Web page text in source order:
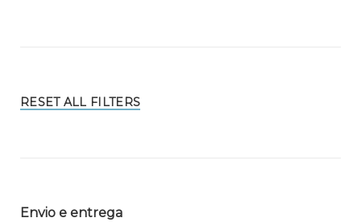
RESET ALL FILTERS
Envio e entrega